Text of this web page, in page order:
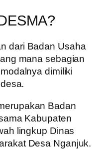
dari Badan Usaha
mana sebagian
dimiliki
Badan
Kabupaten
lingkup Dinas
Desa Nganjuk.